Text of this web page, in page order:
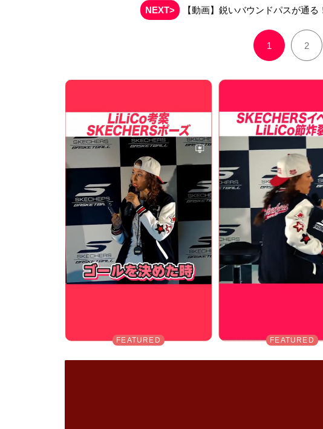
NEXT> 【動画】鋭いバウンドパスが通
1 2